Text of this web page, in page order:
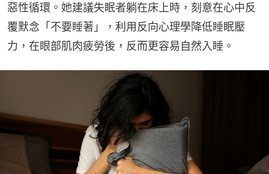
惡性循環。她建議失眠者躺在床上時，刻意在心中反
覆默念「不要睡著」，利用反向心理學降低睡眠壓
力，在眼部肌肉疲勞後，反而更容易自然入睡。